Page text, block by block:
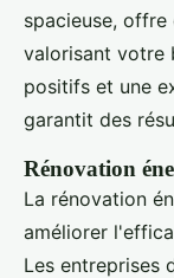
spacieuse,
valorisant votre
positifs et une
garantit des
Rénovation
La rénovation
améliorer
Les entreprises